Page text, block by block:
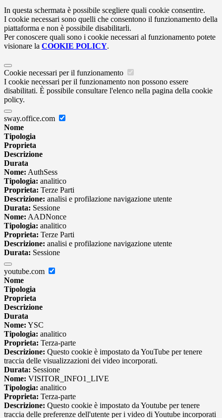
In questa schermata è possibile scegliere quali cookie consentire.
I cookie necessari sono quelli che consentono il funzionamento della
piattaforma e non è possibile disabilitarli.
Per conoscere quali sono i cookie necessari al funzionamento potete
visionare la COOKIE POLICY.
Cookie necessari per il funzionamento
I cookie necessari per il funzionamento non possono essere
disabilitati. È possibile consultare l'elenco nella pagina della cookie
policy.
sway.office.com
Nome
Tipologia
Proprieta
Descrizione
Durata
Nome: AuthSess
Tipologia: analitico
Proprieta: Terze Parti
Descrizione: analisi e profilazione navigazione utente
Durata: Sessione
Nome: AADNonce
Tipologia: analitico
Proprieta: Terze Parti
Descrizione: analisi e profilazione navigazione utente
Durata: Sessione
youtube.com
Nome
Tipologia
Proprieta
Descrizione
Durata
Nome: YSC
Tipologia: analitico
Proprieta: Terza-parte
Descrizione: Questo cookie è impostato da YouTube per tenere
traccia delle visualizzazioni dei video incorporati.
Durata: Sessione
Nome: VISITOR_INFO1_LIVE
Tipologia: analitico
Proprieta: Terza-parte
Descrizione: Questo cookie è impostato da Youtube per tenere
traccia delle preferenze dell'utente per i video di Youtube incorporati